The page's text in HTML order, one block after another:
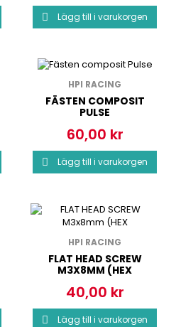
 Lägg till i varukorgen
HPI RACING
FÄSTEN COMPOSIT
PULSE
Pris
60,00 kr
 Lägg till i varukorgen
HPI RACING
FLAT HEAD SCREW
M3X8MM (HEX
Pris
40,00 kr
 Lägg till i varukorgen